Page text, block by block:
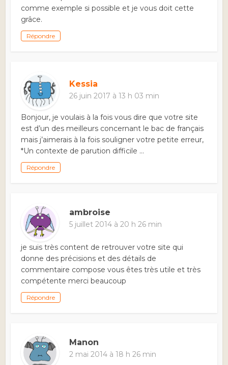
comme exemple si possible et je vous doit cette
grâce.
Répondre
Kessia
26 juin 2017 à 13 h 03 min
Bonjour, je voulais à la fois vous dire que votre site
est d’un des meilleurs concernant le bac de français
mais j’aimerais à la fois souligner votre petite erreur,
*Un contexte de parution difficile …
Répondre
ambroise
5 juillet 2014 à 20 h 26 min
je suis très content de retrouver votre site qui
donne des précisions et des détails de
commentaire compose vous êtes très utile et très
compétente merci beaucoup
Répondre
Manon
2 mai 2014 à 18 h 26 min